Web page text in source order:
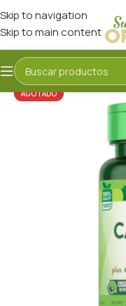
Skip to navigation
Skip to main content
AGOTADO